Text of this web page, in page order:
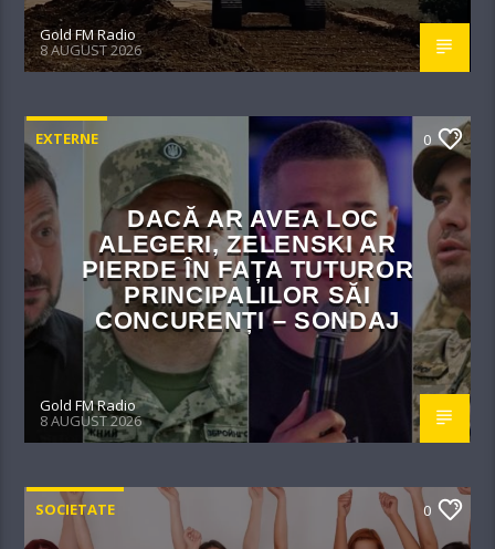
Gold FM Radio
8 AUGUST 2026
EXTERNE 0
DACĂ AR AVEA LOC
ALEGERI, ZELENSKI AR
PIERDE ÎN FAȚA TUTUROR
PRINCIPALILOR SĂI
CONCURENȚI – SONDAJ
Gold FM Radio
8 AUGUST 2026
SOCIETATE 0